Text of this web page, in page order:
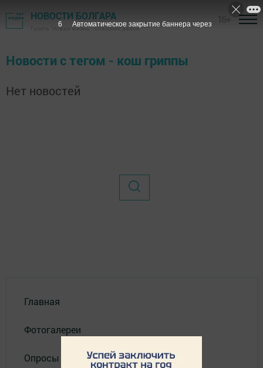
НОВОСТИ БОЛГАРА
Газета "Новая жизнь" - Спасский район
Новости с тегом - кош гриппы
Нет новостей
Главная
Фотогалереи
Опросы
6 Автоматическое закрытие баннера через